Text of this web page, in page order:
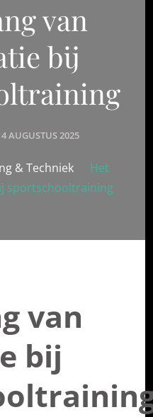
van
bij
AUGUSTUS 2025
& Techniek
Het
sportschooltraining
van
bij